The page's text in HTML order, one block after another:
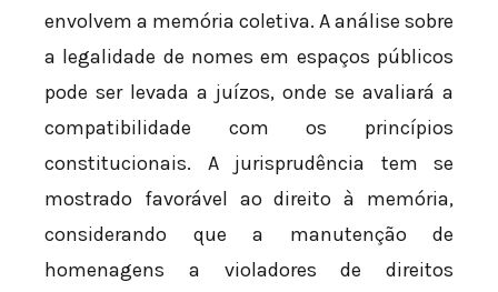
envolvem a memória coletiva. A análise sobre
a legalidade de nomes em espaços públicos
pode ser levada a juízos, onde se avaliará a
compatibilidade com os princípios
constitucionais. A jurisprudência tem se
mostrado favorável ao direito à memória,
considerando que a manutenção de
homenagens a violadores de direitos